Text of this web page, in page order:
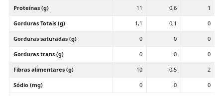
Proteínas (g) 11 0,6 1
Gorduras Totais (g) 1,1 0,1 0
Gorduras saturadas (g) 0 0 0
Gorduras trans (g) 0 0 0
Fibras alimentares (g) 10 0,5 2
Sódio (mg) 0 0 0